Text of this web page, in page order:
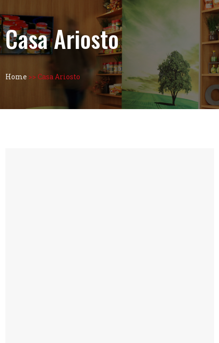
Casa Ariosto
Home >> Casa Ariosto